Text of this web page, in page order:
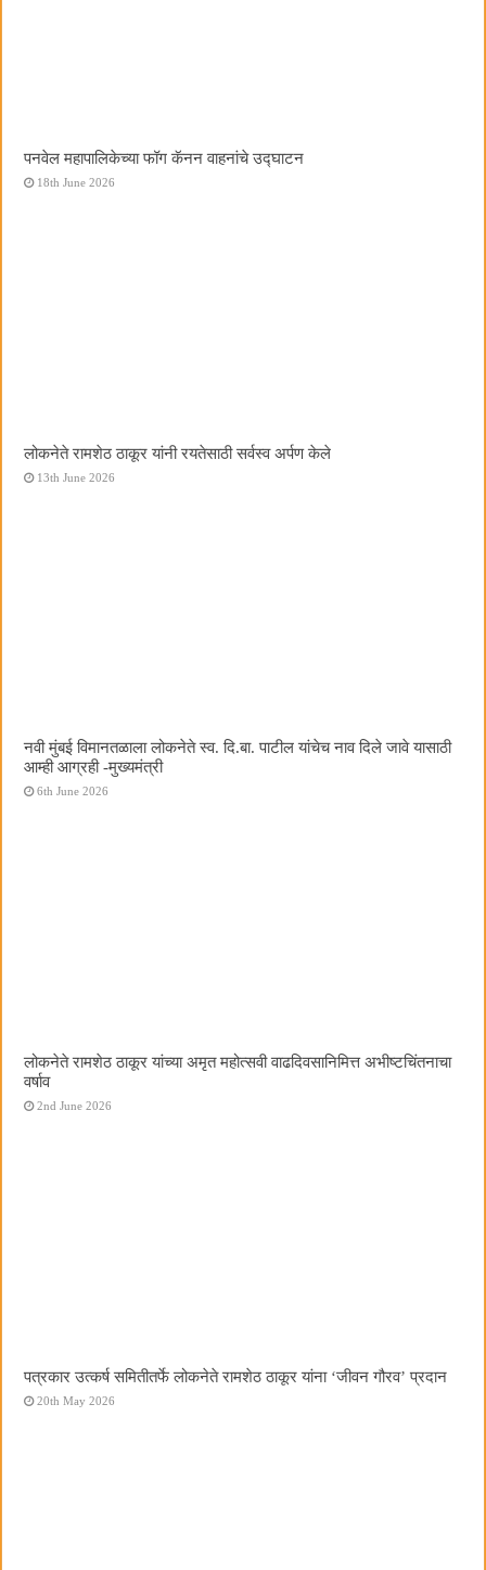
पनवेल महापालिकेच्या फॉग कॅनन वाहनांचे उद्घाटन
18th June 2026
लोकनेते रामशेठ ठाकूर यांनी रयतेसाठी सर्वस्व अर्पण केले
13th June 2026
नवी मुंबई विमानतळाला लोकनेते स्व. दि.बा. पाटील यांचेच नाव दिले जावे यासाठी
आम्ही आग्रही -मुख्यमंत्री
6th June 2026
लोकनेते रामशेठ ठाकूर यांच्या अमृत महोत्सवी वाढदिवसानिमित्त अभीष्टचिंतनाचा
वर्षाव
2nd June 2026
पत्रकार उत्कर्ष समितीतर्फे लोकनेते रामशेठ ठाकूर यांना ‌‘जीवन गौरव‌’ प्रदान
20th May 2026